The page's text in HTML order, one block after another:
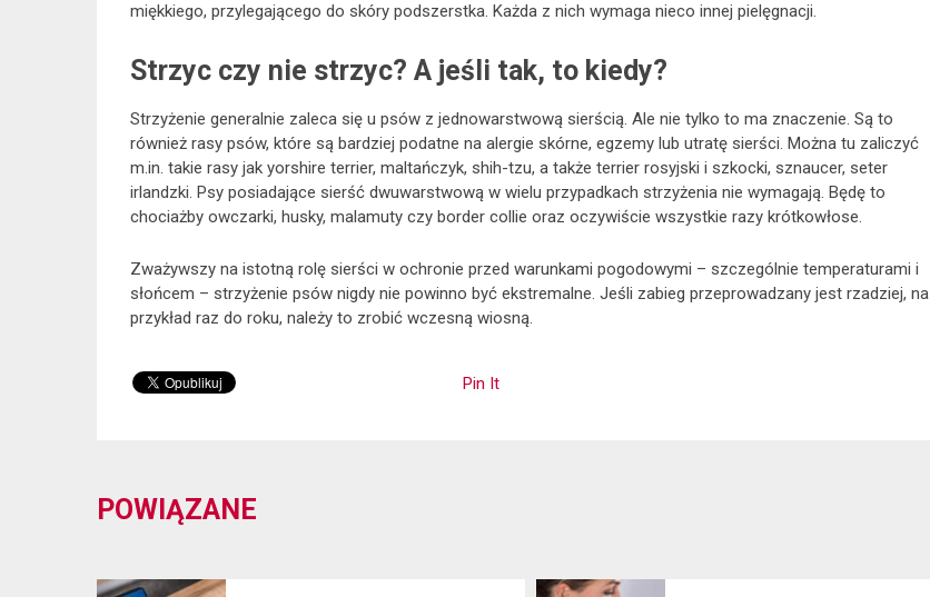
miękkiego, przylegającego do skóry podszerstka. Każda z nich wymaga nieco innej pielęgnacji.
Strzyc czy nie strzyc? A jeśli tak, to kiedy?
Strzyżenie generalnie zaleca się u psów z jednowarstwową sierścią. Ale nie tylko to ma znaczenie. Są to
również rasy psów, które są bardziej podatne na alergie skórne, egzemy lub utratę sierści. Można tu zaliczyć
m.in. takie rasy jak yorshire terrier, maltańczyk, shih-tzu, a także terrier rosyjski i szkocki, sznaucer, seter
irlandzki. Psy posiadające sierść dwuwarstwową w wielu przypadkach strzyżenia nie wymagają. Będę to
chociażby owczarki, husky, malamuty czy border collie oraz oczywiście wszystkie razy krótkowłose.
Zważywszy na istotną rolę sierści w ochronie przed warunkami pogodowymi – szczególnie temperaturami i
słońcem – strzyżenie psów nigdy nie powinno być ekstremalne. Jeśli zabieg przeprowadzany jest rzadziej, na
przykład raz do roku, należy to zrobić wczesną wiosną.
Pin It
POWIĄZANE